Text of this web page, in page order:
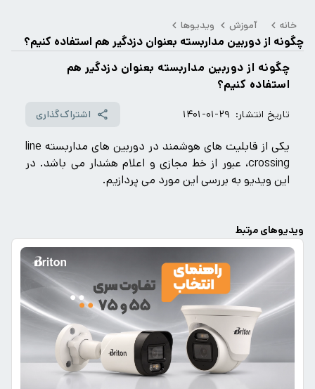
خانه آموزش ویدیوها
چگونه از دوربین مداربسته بعنوان دزدگیر هم استفاده کنیم؟
چگونه از دوربین مداربسته بعنوان دزدگیر هم
استفاده کنیم؟
تاریخ انتشار: ۱۴۰۱-۰۱-۲۹ اشتراک‌گذاری
یکی از قابلیت های هوشمند در دوربین های مداربسته line
crossing، عبور از خط مجازی و اعلام هشدار می باشد. در
این ویدیو به بررسی این مورد می پردازیم.
ویدیوهای مرتبط